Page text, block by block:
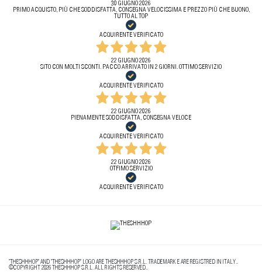
30 GIUGNO 2026
PRIMO ACQUISTO, PIÙ CHE SODDISFATTA, CONSEGNA VELOCISSIMA E PREZZO PIÙ CHE BUONO,
TUTTO AL TOP
ACQUIRENTE VERIFICATO
22 GIUGNO 2026
SITO CON MOLTI SCONTI. PACCO ARRIVATO IN 2 GIORNI. OTTIMO SERVIZIO
ACQUIRENTE VERIFICATO
22 GIUGNO 2026
PIENAMENTE SODDISFATTA, CONSEGNA VELOCE
ACQUIRENTE VERIFICATO
22 GIUGNO 2026
OTFIMO SERVIZIO
ACQUIRENTE VERIFICATO
"THESHHHOP" AND "THESHHHOP" LOGO ARE THESHHHOP S.R.L. TRADEMARK E ARE REGISTRED IN ITALY..
©COPYRIGHT 2026 THESHHHOP S.R.L. ALL RIGHTS RESERVED..